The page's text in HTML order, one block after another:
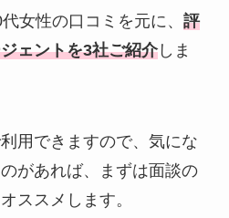
女性の口コミを元に、 評
ェントを3社ご紹介しま
用できますので、気にな
があれば、まずは面談の
ススメします。